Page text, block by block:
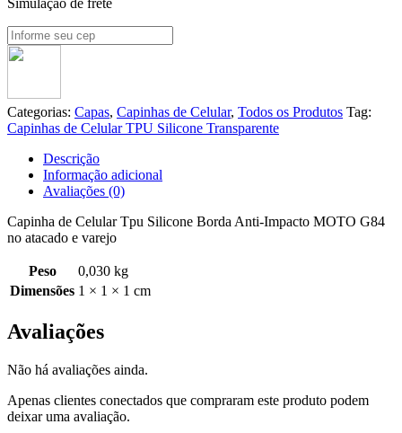
Categorias: Capas, Capinhas de Celular, Todos os Produtos Tag:
Capinhas de Celular TPU Silicone Transparente
Descrição
Informação adicional
Avaliações (0)
Capinha de Celular Tpu Silicone Borda Anti-Impacto MOTO G84
no atacado e varejo
Peso
0,030 kg
Dimensões 1 × 1 × 1 cm
Avaliações
Não há avaliações ainda.
Apenas clientes conectados que compraram este produto podem
deixar uma avaliação.